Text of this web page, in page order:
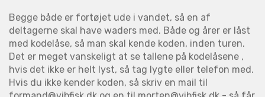
Begge både er fortøjet ude i vandet, så en af
deltagerne skal have waders med. Både og årer er låst
med kodelåse, så man skal kende koden, inden turen.
Det er meget vanskeligt at se tallene på kodelåsene ,
hvis det ikke er helt lyst, så tag lygte eller telefon med.
Hvis du ikke kender koden, så skriv en mail til